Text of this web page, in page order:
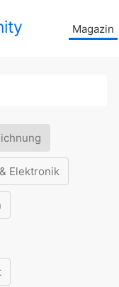
Magazin
Elektronik